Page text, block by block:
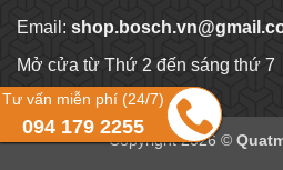
Email:
Mở cửa từ Thứ 2 đến sáng thứ 7
Copyright 2026 ©
Tư vấn miễn phí (24/7)
094 179 2255